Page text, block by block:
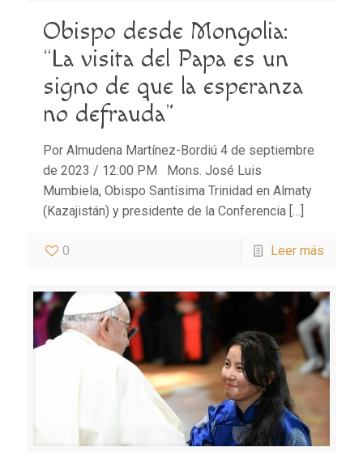
Obispo desde Mongolia:
“La visita del Papa es un
signo de que la esperanza
no defrauda”
Por Almudena Martínez-Bordiú 4 de septiembre
de 2023 / 12:00 PM Mons. José Luis
Mumbiela, Obispo Santísima Trinidad en Almaty
(Kazajistán) y presidente de la Conferencia […]
0 Leer más